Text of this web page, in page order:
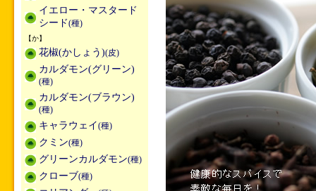
イエロー・マスタード
シード(種)
【か】
花椒(かしょう)(皮)
カルダモン(グリーン)
(種)
カルダモン(ブラウン)
(種)
キャラウェイ(種)
クミン(種)
グリーンカルダモン(種)
クローブ(種)